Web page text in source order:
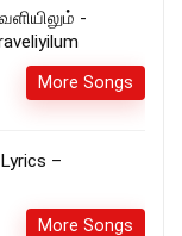
-
More Songs
–
More Songs